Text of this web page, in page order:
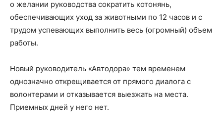
о желании руководства сократить котонянь,
обеспечивающих уход за животными по 12 часов и с
трудом успевающих выполнить весь (огромный) объем
работы.
Новый руководитель «Автодора» тем временем
однозначно открещивается от прямого диалога с
волонтерами и отказывается выезжать на места.
Приемных дней у него нет.